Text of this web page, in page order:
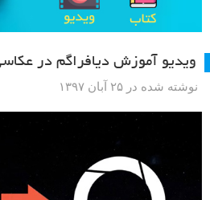
ویدیو آموزش دیافراگم در
نوشته شده در ۲۵ آبان ۱۳۹۷